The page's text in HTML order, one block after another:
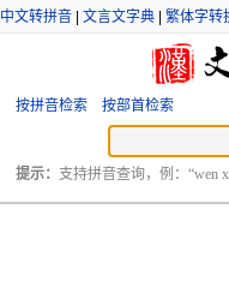
中文转拼音 文言文字典 繁体字转
按拼音检索 按部首检索
提示： 支持拼音查询，例：“wen